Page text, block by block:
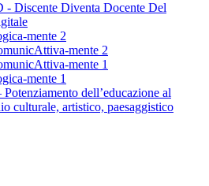
- Discente Diventa Docente Del
mente 2
mente 2
mente 1
mente 1
dell’educazione al
culturale, artistico, paesaggistico